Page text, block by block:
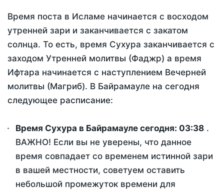
Время поста в Исламе начинается с восходом
утренней зари и заканчивается с закатом
солнца. То есть, время Сухура заканчивается с
заходом Утренней молитвы (Фаджр) а время
Ифтара начинается с наступлением Вечерней
молитвы (Магриб). В Байрамауле на сегодня
следующее расписание:
Время Сухура в Байрамауле сегодня: 03:38 .
ВАЖНО! Если вы не уверены, что данное
время совпадает со временем истинной зари
в вашей местности, советуем оставить
небольшой промежуток времени для